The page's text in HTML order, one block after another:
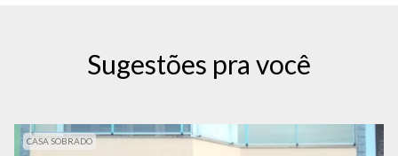
Sugestões pra você
CASA SOBRADO